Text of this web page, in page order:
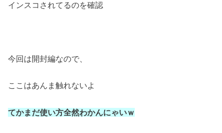
インスコされてるのを確認
今回は開封編なので、
ここはあんま触れないよ
てかまだ使い方全然わかんにゃいｗ